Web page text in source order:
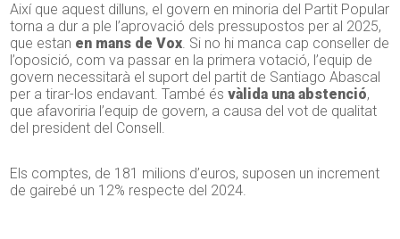
Així que aquest dilluns, el govern en minoria del Partit Popular
torna a dur a ple l’aprovació dels pressupostos per al 2025,
que estan en mans de Vox. Si no hi manca cap conseller de
l’oposició, com va passar en la primera votació, l’equip de
govern necessitarà el suport del partit de Santiago Abascal
per a tirar-los endavant. També ésvàlida una abstenció,
que afavoriria l’equip de govern, a causa del vot de qualitat
del president del Consell.
Els comptes, de 181 milions d’euros, suposen un increment
de gairebé un 12% respecte del 2024.